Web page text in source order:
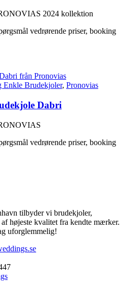
2024 kollektion
vedrørende priser, booking
Enkle Brudekjoler, Pronovias
Dabri
vedrørende priser, booking
tilbyder vi brudekjoler,
højeste kvalitet fra kendte mærker.
uforglemmelig!